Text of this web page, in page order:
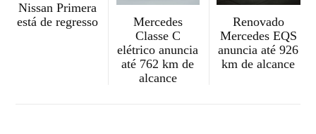
Nissan Primera
está de regresso
Mercedes
Classe C
elétrico anuncia
até 762 km de
alcance
Renovado
Mercedes EQS
anuncia até 926
km de alcance